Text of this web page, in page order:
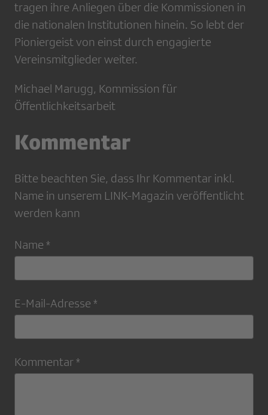
tragen ihre Anliegen über die Kommissionen in
die nationalen Institutionen hinein. So lebt der
Pioniergeist von einst durch engagierte
Vereinsmitglieder weiter.
Michael Marugg, Kommission für
Öffentlichkeitsarbeit
Kommentar
Bitte beachten Sie, dass Ihr Kommentar inkl.
Name in unserem LINK-Magazin veröffentlicht
werden kann
Name *
E-Mail-Adresse *
Kommentar *